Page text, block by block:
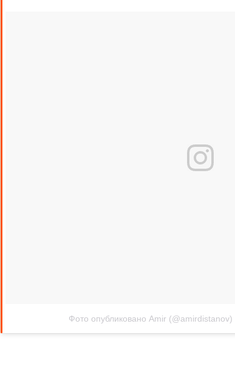
Фото опубликовано Amir (@amirdistanov)